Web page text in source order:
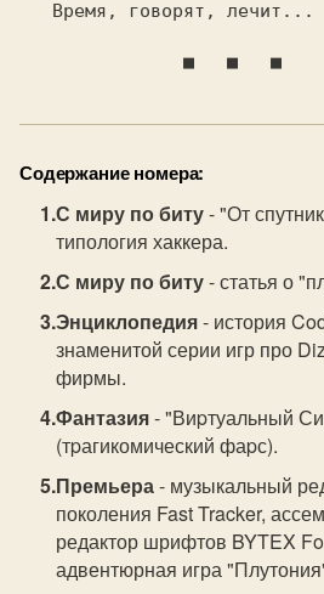
               ■   ■   ■
Содержание номера:
С миру по биту- "От
типология хаккера.
С миру по биту- статья о
Энциклопедия- история
знаменитой серии игр про
фирмы.
Фантазия- "Виpтуальный
(тpагикомический фаpс).
Премьера- музыкальный
поколения Fast Tracker,
редактор шрифтов BYTEX
адвентюрная игра